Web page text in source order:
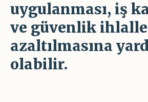
uygulanması, iş
ve güvenlik
azaltılmasına
olabilir.